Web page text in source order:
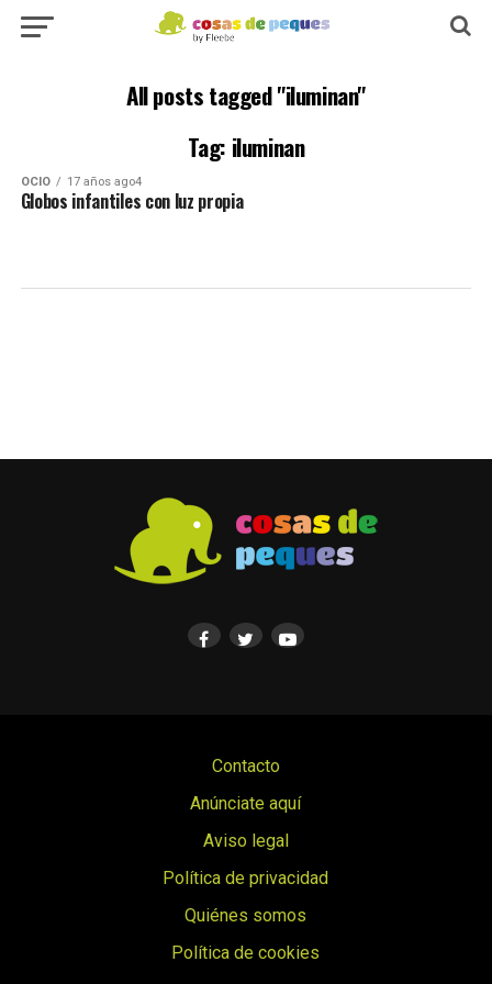
All posts tagged "iluminan"
Tag: iluminan
OCIO 17 años ago4
Globos infantiles con luz propia
Contacto
Anúnciate aquí
Aviso legal
Política de privacidad
Quiénes somos
Política de cookies